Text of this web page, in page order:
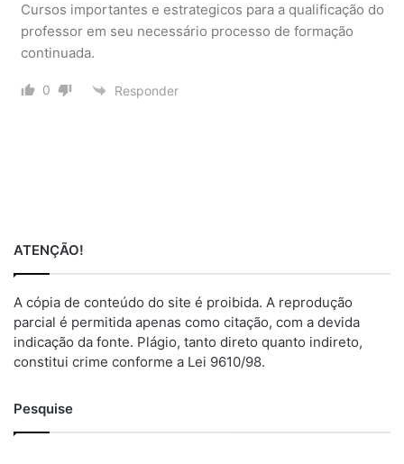
Cursos importantes e estrategicos para a qualificação do
professor em seu necessário processo de formação
continuada.
0 Responder
ATENÇÃO!
A cópia de conteúdo do site é proibida. A reprodução
parcial é permitida apenas como citação, com a devida
indicação da fonte. Plágio, tanto direto quanto indireto,
constitui crime conforme a Lei 9610/98.
Pesquise